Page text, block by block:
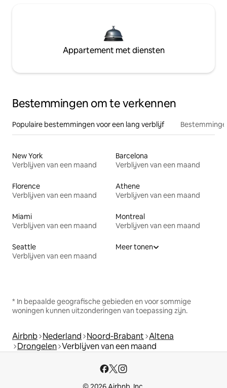
Appartement met diensten
Bestemmingen om te verkennen
Populaire bestemmingen voor een lang verblijf
New York
Verblijven van een maand
Barcelona
Verblijven van een maand
Florence
Verblijven van een maand
Athene
Verblijven van een maand
Miami
Verblijven van een maand
Montreal
Verblijven van een maand
Seattle
Verblijven van een maand
Meer tonen
* In bepaalde geografische gebieden en voor sommige
woningen kunnen uitzonderingen van toepassing zijn.
Airbnb Nederland Noord-Brabant Altena
Drongelen Verblijven van een maand